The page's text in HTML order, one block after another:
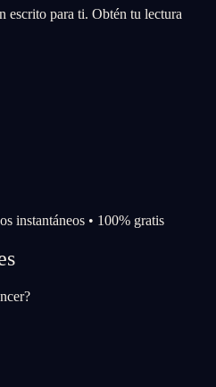
escrito para ti. Obtén tu lectura
instantáneos • 100% gratis